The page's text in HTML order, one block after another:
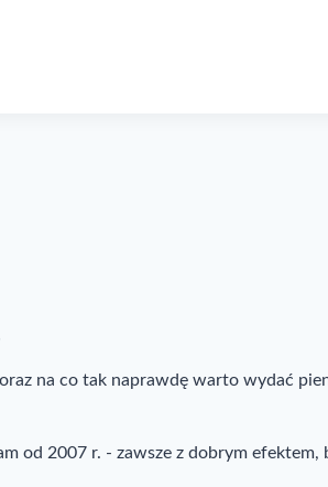
na co tak naprawdę warto wydać
od 2007 r. - zawsze z dobrym efektem,